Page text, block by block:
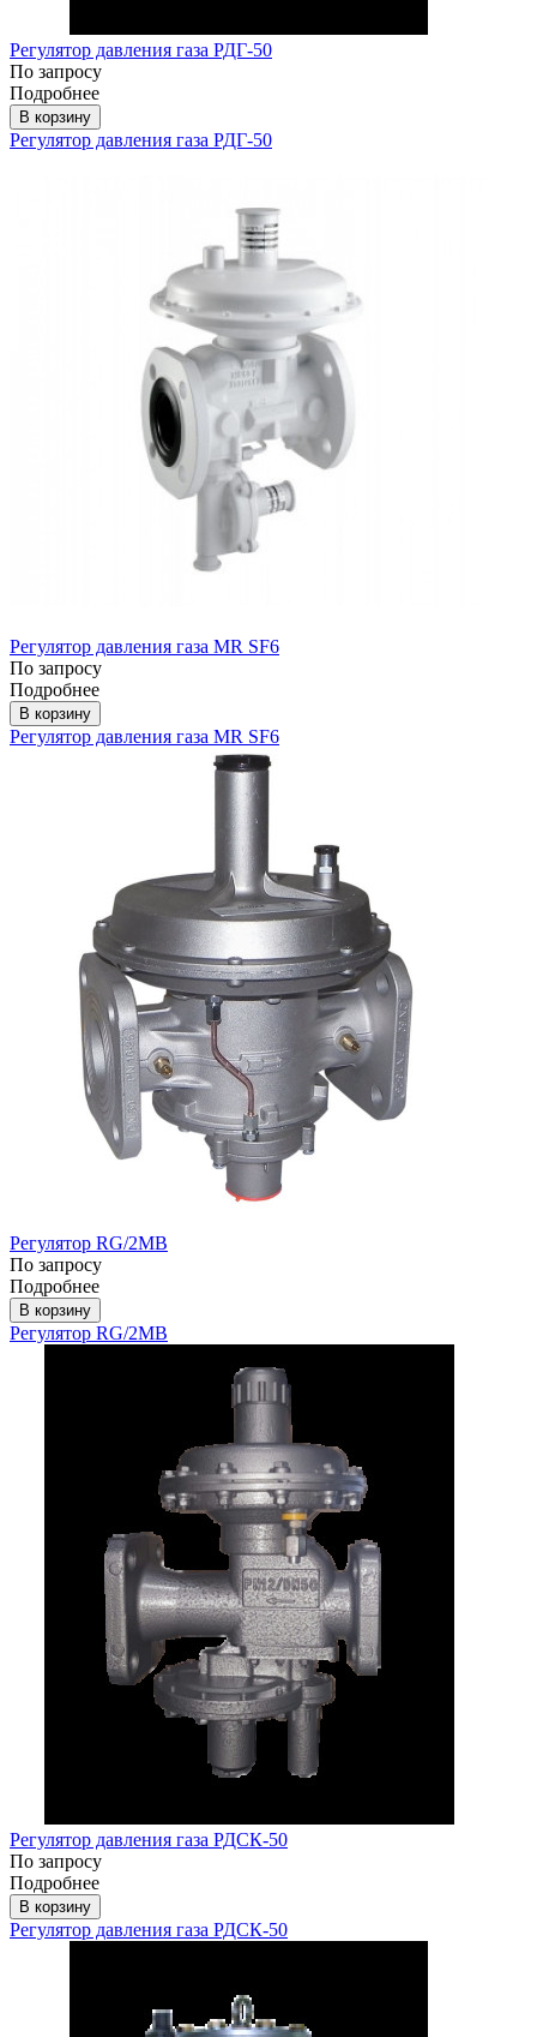
Регулятор давления газа РДГ-50
По запросу
Подробнее
В корзину
Регулятор давления газа РДГ-50
Регулятор давления газа MR SF6
По запросу
Подробнее
В корзину
Регулятор давления газа MR SF6
Регулятор RG/2MB
По запросу
Подробнее
В корзину
Регулятор RG/2MB
Регулятор давления газа РДCК-50
По запросу
Подробнее
В корзину
Регулятор давления газа РДCК-50